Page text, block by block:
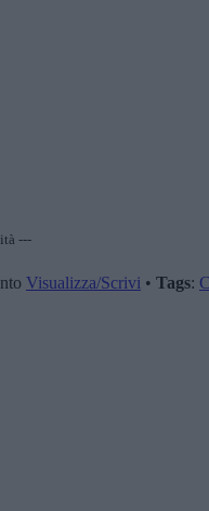
---
Visualizza/Scrivi • Tags: